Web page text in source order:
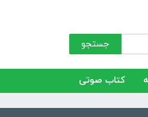
جستجو
کتاب صوتی